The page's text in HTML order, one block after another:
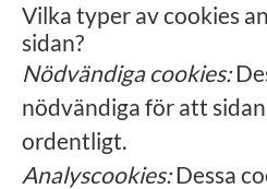
Vilka typer av cookies
sidan?
Nödvändiga cookies:
nödvändiga för att
ordentligt.
Analyscookies:Dessa